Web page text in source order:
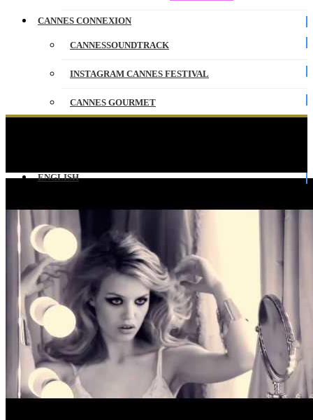
CANNES CONNEXION
CANNESSOUNDTRACK
INSTAGRAM CANNES FESTIVAL
CANNES GOURMET
ENGLISH